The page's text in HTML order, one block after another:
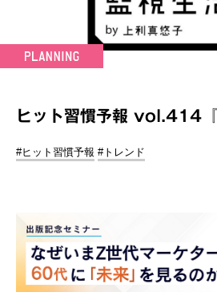
ヒット習慣予報 vol.414『
#ヒット習慣予報 #トレンド